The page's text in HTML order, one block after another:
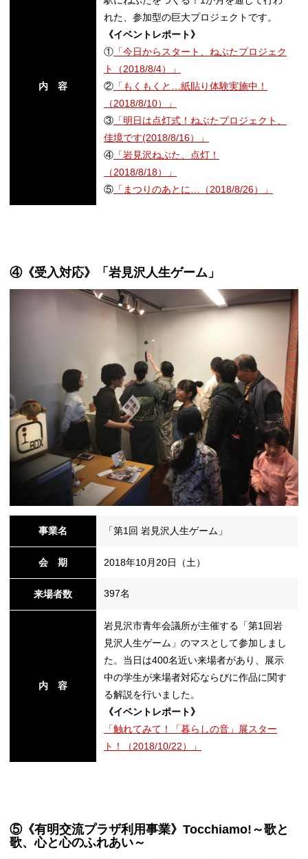
内 容
れた、参加型の巨大プロジェクトです。
《イベントレポート》
① 「今日からスタート、ねぶたプロジェク
ト（2018/8/4）」
② 「もくもくと…紙貼り体験実施中！
（2018/8/10）」
③ 「明日は点灯式！ねぶたプロジェクト、
佳境です(2018/8/16）」
④ 「岩見沢ねぶた、点灯！
（2018/8/18）」
⑤ 「まつりのあとに…（2018/8/26）」
④《受入対応》「岩見沢人生ゲーム」
事業名 「第1回 岩見沢人生ゲーム」
会 期 2018年10月20日（土）
来場者数 397名
内 容
岩見沢市青年会議所が主催する「第1回岩
見沢人生ゲーム」のマスとして参加しまし
た。当日は400名近い来場者があり、展示
中の学生が来場者対応ならびに作品に関す
る解説を行いました。
《イベントレポート》
「触れてみて！「暮らしの音」展スター
ト！（2018/10/22）」
⑤《有明交流プラザ利用事業》Tocchiamo!～歌と
歌、心と心のふれあい～